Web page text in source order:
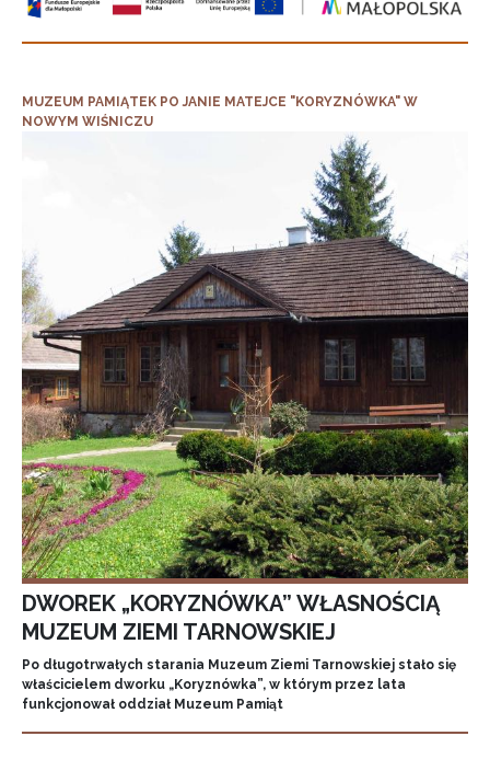
MUZEUM PAMIĄTEK PO JANIE MATEJCE "KORYZNÓWKA" W
NOWYM WIŚNICZU
DWOREK „KORYZNÓWKA” WŁASNOŚCIĄ
MUZEUM ZIEMI TARNOWSKIEJ
Po długotrwałych starania Muzeum Ziemi Tarnowskiej stało się
właścicielem dworku „Koryznówka”, w którym przez lata
funkcjonował oddział Muzeum Pamiąt